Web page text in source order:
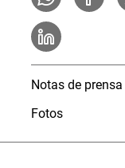
Notas de prensa
Fotos